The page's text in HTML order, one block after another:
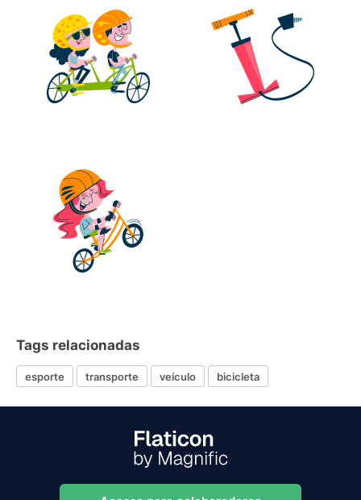
Tags relacionadas
esporte transporte veículo bicicleta